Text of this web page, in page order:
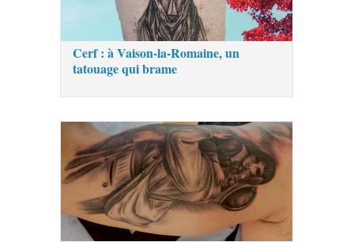
Cerf : à Vaison-la-Romaine, un
tatouage qui brame